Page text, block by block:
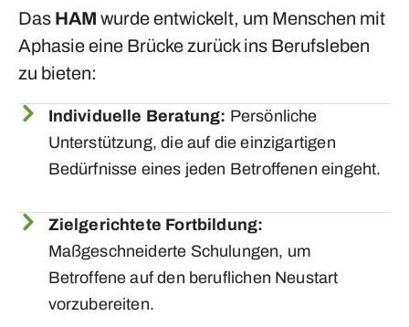
Das HAM wurde entwickelt, um Menschen mit
Aphasie eine Brücke zurück ins Berufsleben
zu bieten:
Individuelle Beratung: Persönliche
Unterstützung, die auf die einzigartigen
Bedürfnisse eines jeden Betroffenen eingeht.
Zielgerichtete Fortbildung:
Maßgeschneiderte Schulungen, um
Betroffene auf den beruflichen Neustart
vorzubereiten.